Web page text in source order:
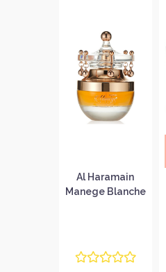
Al Haramain
Manege Blanche